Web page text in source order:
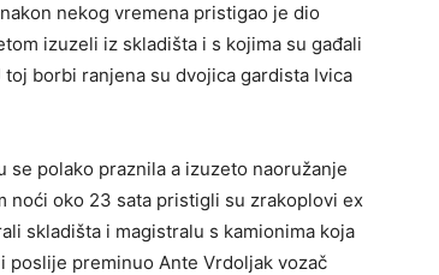
nekog vremena pristigao je dio
izuzeli iz skladišta i s kojima su gađali
borbi ranjena su dvojica gardista Ivica
se polako praznila a izuzeto naoružanje
noći oko 23 sata pristigli su zrakoplovi ex
skladišta i magistralu s kamionima koja
poslije preminuo Ante Vrdoljak vozač